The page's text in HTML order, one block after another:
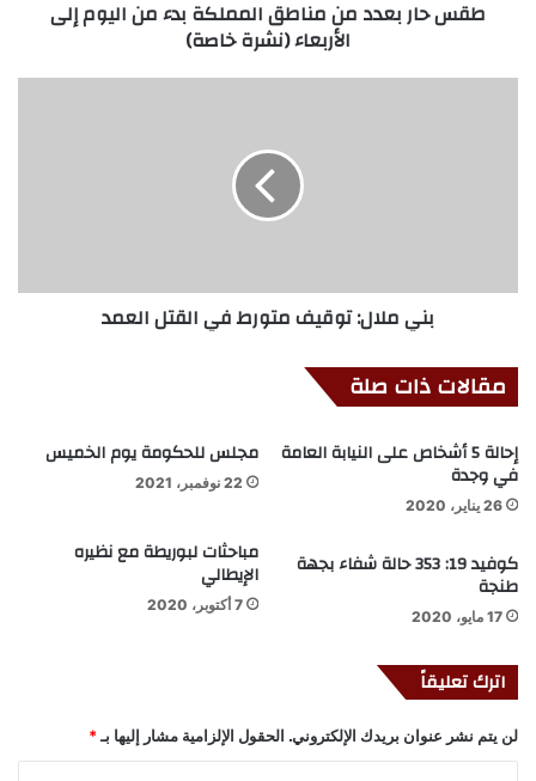
طقس حار بعدد من مناطق المملكة بدء من اليوم إلى
الأربعاء (نشرة خاصة)
بني ملال: توقيف متورط في القتل العمد
مقالات ذات صلة
إحالة 5 أشخاص على النيابة العامة
في وجدة
26 يناير، 2020
مجلس للحكومة يوم الخميس
22 نوفمبر، 2021
كوفيد 19: 353 حالة شفاء بجهة
طنجة
17 مايو، 2020
مباحثات لبوريطة مع نظيره
الإيطالي
7 أكتوبر، 2020
اترك تعليقاً
لن يتم نشر عنوان بريدك الإلكتروني. الحقول الإلزامية مشار إليها بـ *